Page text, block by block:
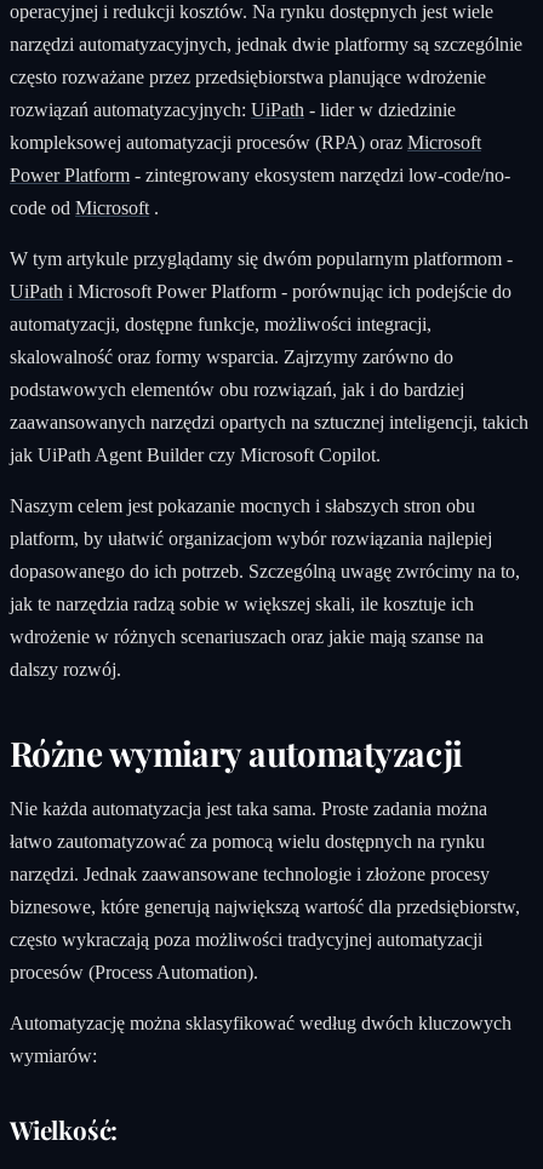
operacyjnej i redukcji kosztów. Na rynku dostępnych jest wiele
narzędzi automatyzacyjnych, jednak dwie platformy są szczególnie
często rozważane przez przedsiębiorstwa planujące wdrożenie
rozwiązań automatyzacyjnych: UiPath - lider w dziedzinie
kompleksowej automatyzacji procesów (RPA) oraz Microsoft
Power Platform - zintegrowany ekosystem narzędzi low-code/no-
code od Microsoft .
W tym artykule przyglądamy się dwóm popularnym platformom -
UiPath i Microsoft Power Platform - porównując ich podejście do
automatyzacji, dostępne funkcje, możliwości integracji,
skalowalność oraz formy wsparcia. Zajrzymy zarówno do
podstawowych elementów obu rozwiązań, jak i do bardziej
zaawansowanych narzędzi opartych na sztucznej inteligencji, takich
jak UiPath Agent Builder czy Microsoft Copilot.
Naszym celem jest pokazanie mocnych i słabszych stron obu
platform, by ułatwić organizacjom wybór rozwiązania najlepiej
dopasowanego do ich potrzeb. Szczególną uwagę zwrócimy na to,
jak te narzędzia radzą sobie w większej skali, ile kosztuje ich
wdrożenie w różnych scenariuszach oraz jakie mają szanse na
dalszy rozwój.
Różne wymiary automatyzacji
Nie każda automatyzacja jest taka sama. Proste zadania można
łatwo zautomatyzować za pomocą wielu dostępnych na rynku
narzędzi. Jednak zaawansowane technologie i złożone procesy
biznesowe, które generują największą wartość dla przedsiębiorstw,
często wykraczają poza możliwości tradycyjnej automatyzacji
procesów (Process Automation).
Automatyzację można sklasyfikować według dwóch kluczowych
wymiarów:
Wielkość: